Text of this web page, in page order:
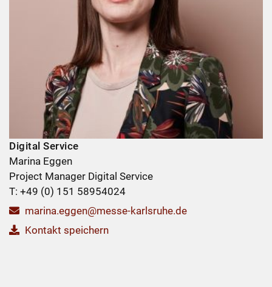
Digital Service
Marina Eggen
Project Manager Digital Service
T: +49 (0) 151 58954024
marina.eggen@messe-karlsruhe.de
Kontakt speichern